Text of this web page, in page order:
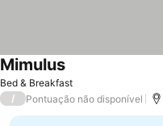
Bed & Breakfast
Mimulus
/ Pontuação não disponível